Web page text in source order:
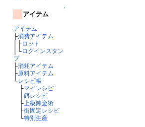
↑
アイテム
アイテム
├消費アイテム
│├ロット
│└ログインスタン
プ
├消耗アイテム
├原料アイテム
└レシピ帳
├マイレシピ
├餌レシピ
├上級錬金術
├街固定レシピ
└特別生産